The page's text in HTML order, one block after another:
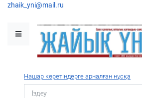
Қоғам
Дені сау ұлт
zhaik_yni@mail.ru
Нашар көретіндерге арналған нұсқа